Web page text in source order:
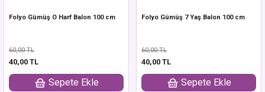
Folyo Gümüş O Harf Balon 100 cm
60,00 TL
40,00 TL
Sepete Ekle
Folyo Gümüş 7 Yaş Balon 100 cm
60,00 TL
40,00 TL
Sepete Ekle